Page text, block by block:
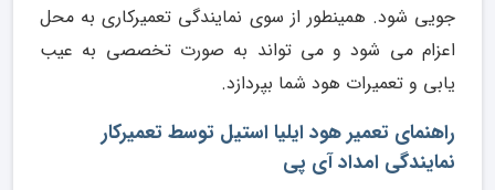
جویی شود. همینطور از سوی نمایندگی تعمیرکاری به محل
اعزام می شود و می تواند به صورت تخصصی به عیب
یابی و تعمیرات هود شما بپردازد.
راهنمای تعمیر هود ایلیا استیل توسط تعمیرکار
نمایندگی امداد آی پی